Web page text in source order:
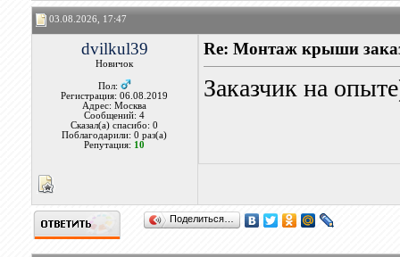
03.08.2026, 17:47
dvilkul39
Новичок
Пол:
Регистрация: 06.08.2019
Адрес: Москва
Сообщений: 4
Сказал(а) спасибо: 0
Поблагодарили: 0 раз(а)
Репутация: 10
Re: Монтаж крыши
Заказчик на
Поделиться…